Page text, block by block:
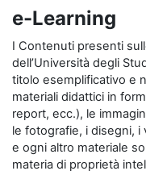
e-Learning
I Contenuti presenti
dell’Università degli
titolo esemplificativo e
materiali didattici in
report, ecc.), le
le fotografie, i disegni, i
e ogni altro materiale
materia di proprietà